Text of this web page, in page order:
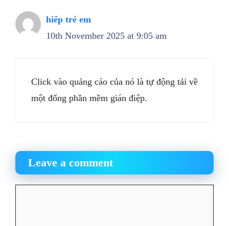
hiếp trẻ em
10th November 2025 at 9:05 am
Click vào quảng cáo của nó là tự động tải về
một đống phần mềm gián điệp.
Leave a comment